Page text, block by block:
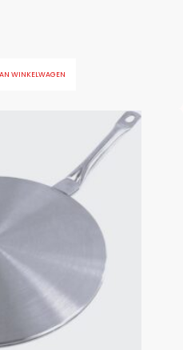
WINKELWAGEN